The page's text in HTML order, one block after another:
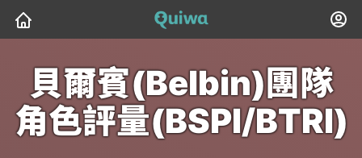
貝爾賓(Belbin)團隊
角色評量(BSPI/BTRI)